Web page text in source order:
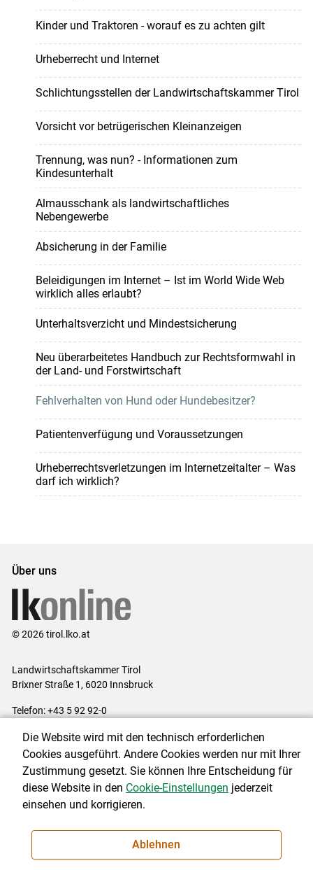
Kinder und Traktoren - worauf es zu achten gilt
Urheberrecht und Internet
Schlichtungsstellen der Landwirtschaftskammer Tirol
Vorsicht vor betrügerischen Kleinanzeigen
Trennung, was nun? - Informationen zum
Kindesunterhalt
Almausschank als landwirtschaftliches
Nebengewerbe
Absicherung in der Familie
Beleidigungen im Internet – Ist im World Wide Web
wirklich alles erlaubt?
Unterhaltsverzicht und Mindestsicherung
Neu überarbeitetes Handbuch zur Rechtsformwahl in
der Land- und Forstwirtschaft
Fehlverhalten von Hund oder Hundebesitzer?
Patientenverfügung und Voraussetzungen
Urheberrechtsverletzungen im Internetzeitalter – Was
darf ich wirklich?
Über uns
© 2026 tirol.lko.at
Landwirtschaftskammer Tirol
Brixner Straße 1, 6020 Innsbruck
Telefon: +43 5 92 92-0
Impressum|Kontakt|Datenschutzerklärung|Barrierefreiheit|
Cookie-Einstellungen
NEWSLETTER
Die Website wird mit den technisch erforderlichen
Cookies ausgeführt. Andere Cookies werden nur mit Ihrer
Zustimmung gesetzt. Sie können Ihre Entscheidung für
diese Website in den Cookie-Einstellungen jederzeit
einsehen und korrigieren.
Ablehnen